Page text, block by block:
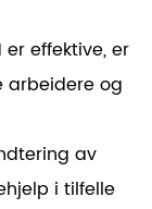
er effektive, er
arbeidere og
av
i tilfelle